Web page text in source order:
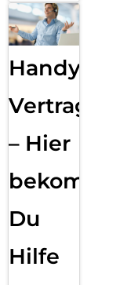
Handy
– Hier
bekommst
Du
Hilfe